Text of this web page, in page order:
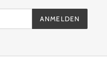
ANMELDEN